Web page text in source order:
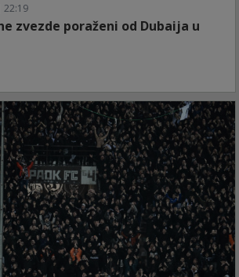
22:19
zvezde poraženi od Dubaija u